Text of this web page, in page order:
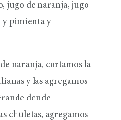
jugo de naranja, jugo
y pimienta y
de naranja, cortamos la
y las agregamos
donde
chuletas, agregamos